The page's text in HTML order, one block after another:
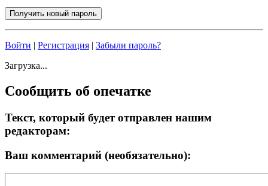
Войти | Регистрация | Забыли пароль?
Загрузка...
Сообщить об опечатке
Текст, который будет отправлен нашим
редакторам:
Ваш комментарий (необязательно):